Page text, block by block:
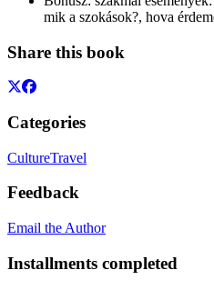
mik a szokások?, hova
Share this book
Categories
CultureTravel
Feedback
Email the Author
Installments completed